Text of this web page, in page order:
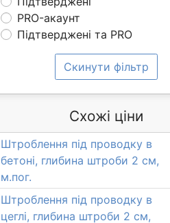
PRO-акаунт
Підтверджені та PRO
Скинути фільтр
Схожі ціни
Штроблення під проводку в
бетоні, глибина штроби 2 см,
м.пог.
Штроблення під проводку в
цеглі, глибина штроби 2 см,